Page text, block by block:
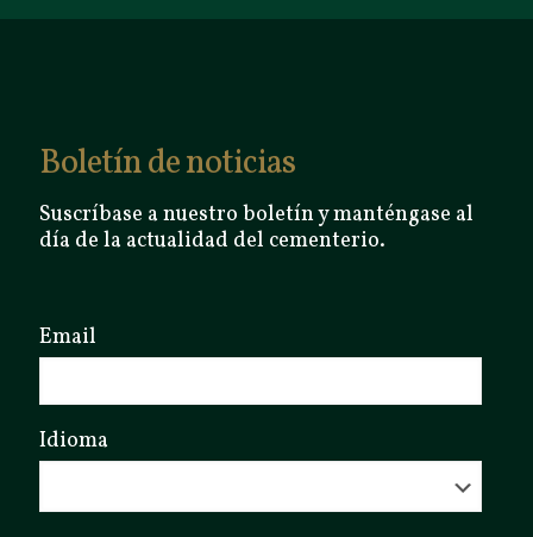
Boletín de noticias
Suscríbase a nuestro boletín y manténgase al
día de la actualidad del cementerio.
Email
Idioma